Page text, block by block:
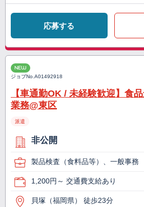
応募する
NEW
ジョブNo.A01492918
【車通勤OK / 未経験歓迎】食
業務@東区
派遣
非公開
製品検査（食料品等）、一般事務
1,200円～ 交通費支給あり
貝塚（福岡県） 徒歩23分